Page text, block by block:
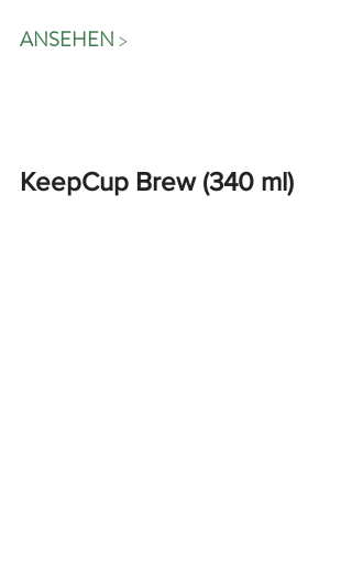
ANSEHEN >
KeepCup Brew (340 ml)